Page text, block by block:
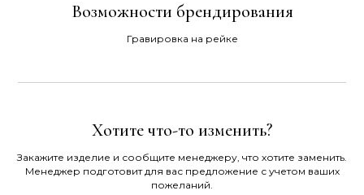
Возможности брендирования
Гравировка на рейке
Хотите что-то изменить?
Закажите изделие и сообщите менеджеру, что хотите заменить.
Менеджер подготовит для вас предложение с учетом ваших
пожеланий.